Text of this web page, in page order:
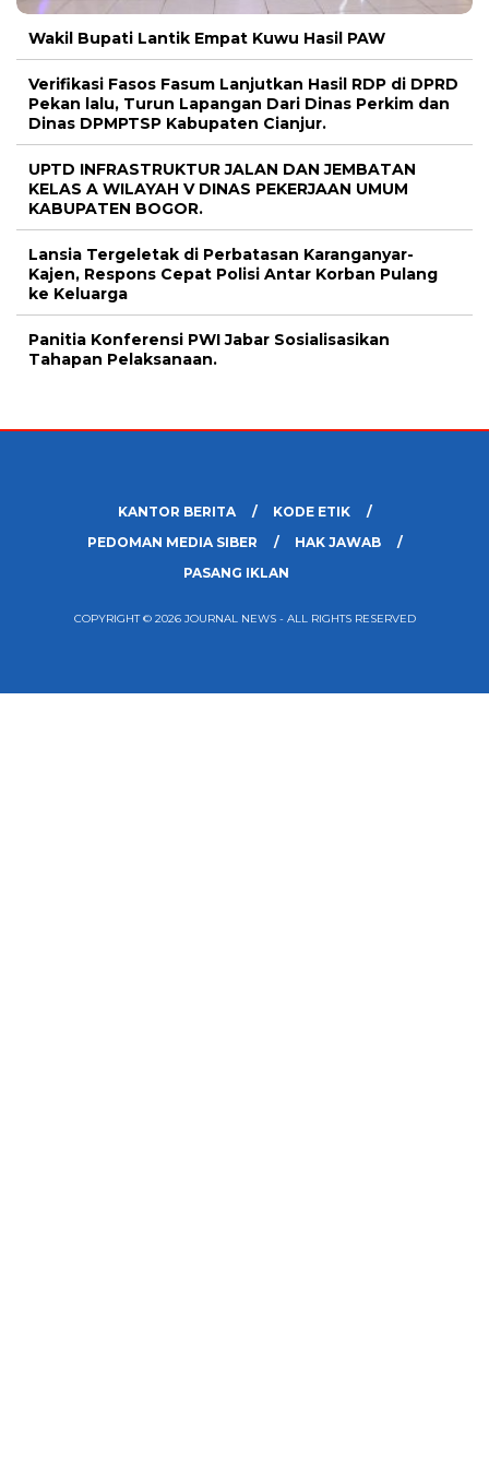
Wakil Bupati Lantik Empat Kuwu Hasil PAW
Verifikasi Fasos Fasum Lanjutkan Hasil RDP di DPRD
Pekan lalu, Turun Lapangan Dari Dinas Perkim dan
Dinas DPMPTSP Kabupaten Cianjur.
UPTD INFRASTRUKTUR JALAN DAN JEMBATAN
KELAS A WILAYAH V DINAS PEKERJAAN UMUM
KABUPATEN BOGOR.
Lansia Tergeletak di Perbatasan Karanganyar-
Kajen, Respons Cepat Polisi Antar Korban Pulang
ke Keluarga
Panitia Konferensi PWI Jabar Sosialisasikan
Tahapan Pelaksanaan.
KANTOR BERITA
KODE ETIK
PEDOMAN MEDIA SIBER
HAK JAWAB
PASANG IKLAN
COPYRIGHT © 2026 JOURNAL NEWS - ALL RIGHTS RESERVED